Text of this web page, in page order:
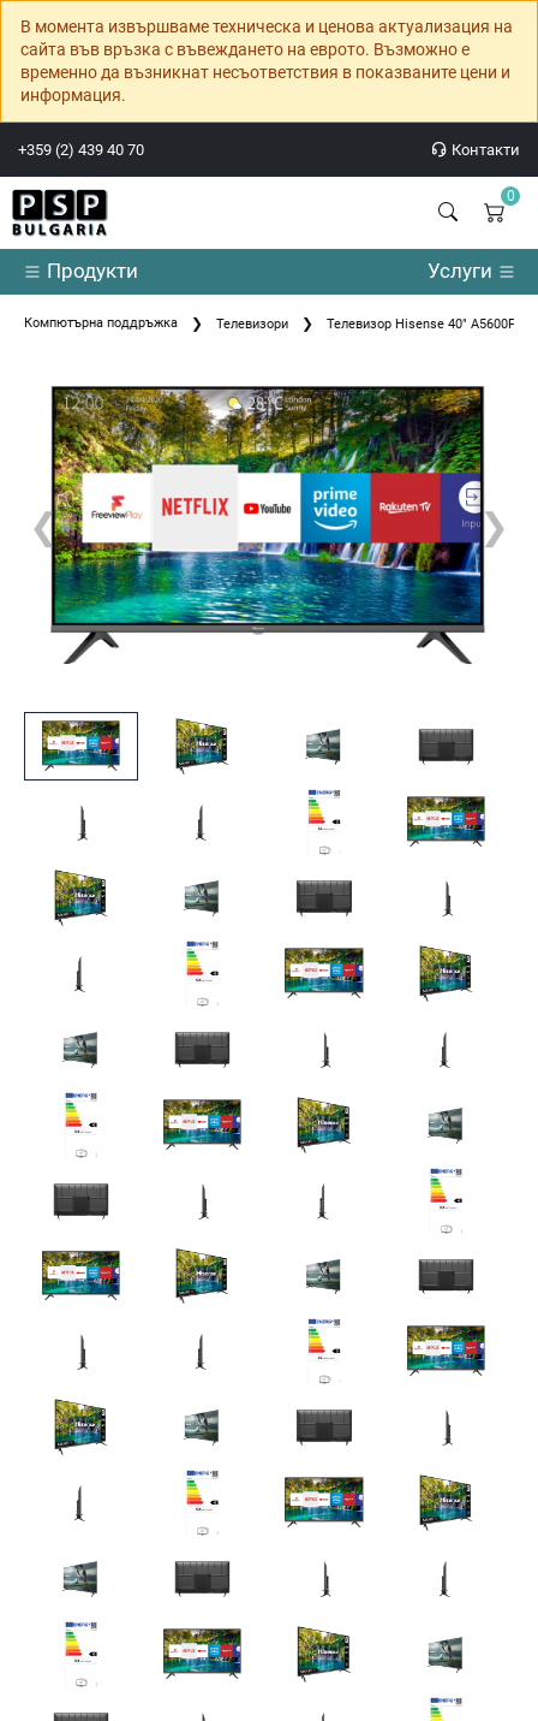
В момента извършваме техническа и ценова актуализация на
сайта във връзка с въвеждането на еврото. Възможно е
временно да възникнат несъответствия в показваните цени и
информация.
+359 (2) 439 40 70 Контакти
0
Продукти Услуги
Компютърна поддръжка Телевизори Телевизор Hisense 40" A5600F
❮ ❯